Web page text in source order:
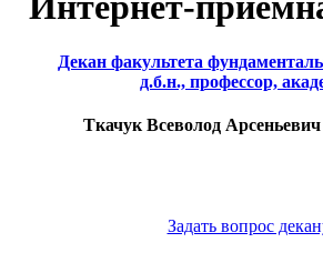
Декан факультета
д.б.н., профессор,
Ткачук Всеволод Арсеньевич
Задать вопрос